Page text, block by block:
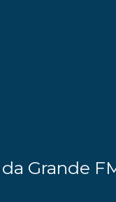
Grande